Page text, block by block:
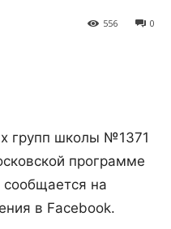
0
556
групп школы №1371
программе
сообщается на
в Facebook.